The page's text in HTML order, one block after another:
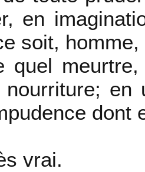
en
soit,
quel
nourriture;
dont
vrai.